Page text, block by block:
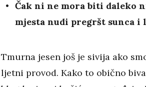
Čak ni ne mora biti daleko
mjesta nudi pregršt sunca i
Tmurna jesen još je sivija ako
ljetni provod. Kako to obično